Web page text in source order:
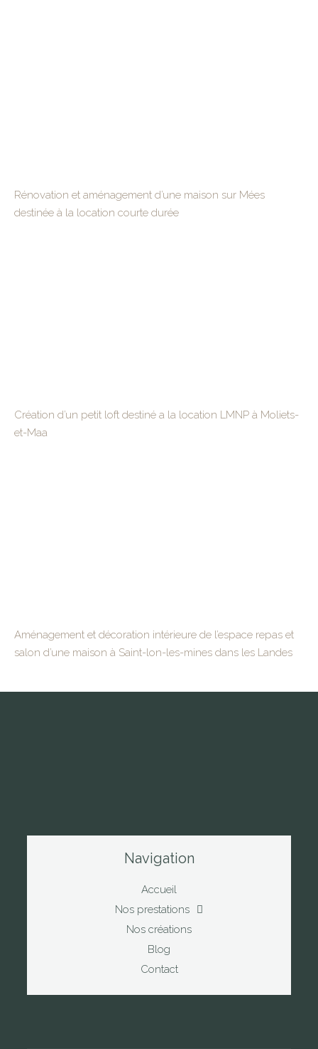
Rénovation et aménagement d’une maison sur Mées
destinée à la location courte durée
Création d’un petit loft destiné a la location LMNP à Moliets-
et-Maa
Aménagement et décoration intérieure de l’espace repas et
salon d’une maison à Saint-lon-les-mines dans les Landes
Navigation
Accueil
Nos prestations
Nos créations
Blog
Contact